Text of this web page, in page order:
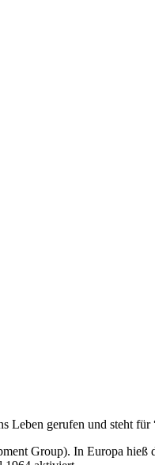
Leben gerufen und steht
Group). In Europa